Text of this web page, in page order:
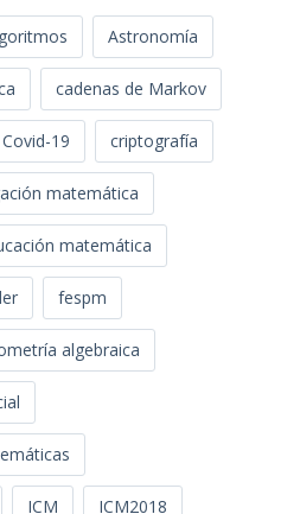
Astronomía
cadenas de Markov
Covid-19 criptografía
matemática
matemática
fespm
algebraica
ICM ICM2018